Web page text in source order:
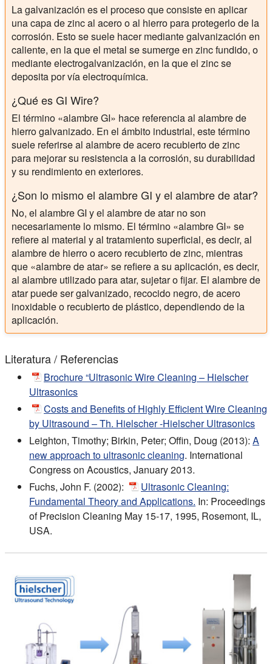
La galvanización es el proceso que consiste en aplicar
una capa de zinc al acero o al hierro para protegerlo de la
corrosión. Esto se suele hacer mediante galvanización en
caliente, en la que el metal se sumerge en zinc fundido, o
mediante electrogalvanización, en la que el zinc se
deposita por vía electroquímica.
¿Qué es GI Wire?
El término «alambre GI» hace referencia al alambre de
hierro galvanizado. En el ámbito industrial, este término
suele referirse al alambre de acero recubierto de zinc
para mejorar su resistencia a la corrosión, su durabilidad
y su rendimiento en exteriores.
¿Son lo mismo el alambre GI y el alambre de atar?
No, el alambre GI y el alambre de atar no son
necesariamente lo mismo. El término «alambre GI» se
refiere al material y al tratamiento superficial, es decir, al
alambre de hierro o acero recubierto de zinc, mientras
que «alambre de atar» se refiere a su aplicación, es decir,
al alambre utilizado para atar, sujetar o fijar. El alambre de
atar puede ser galvanizado, recocido negro, de acero
inoxidable o recubierto de plástico, dependiendo de la
aplicación.
Literatura / Referencias
Brochure “Ultrasonic Wire Cleaning – Hielscher
Ultrasonics
Costs and Benefits of Highly Efficient Wire Cleaning
by Ultrasound – Th. Hielscher -Hielscher Ultrasonics
Leighton, Timothy; Birkin, Peter; Offin, Doug (2013): A
new approach to ultrasonic cleaning. International
Congress on Acoustics, January 2013.
Fuchs, John F. (2002):
Ultrasonic Cleaning:
Fundamental Theory and Applications. In: Proceedings
of Precision Cleaning May 15-17, 1995, Rosemont, IL,
USA.